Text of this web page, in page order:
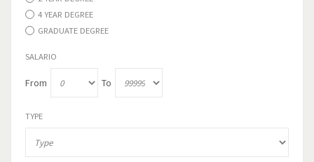
4 YEAR DEGREE
GRADUATE DEGREE
SALARIO
From To
TYPE